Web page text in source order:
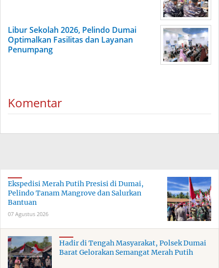
Libur Sekolah 2026, Pelindo Dumai
Optimalkan Fasilitas dan Layanan
Penumpang
Komentar
Ekspedisi Merah Putih Presisi di Dumai,
Pelindo Tanam Mangrove dan Salurkan
Bantuan
07 Agustus 2026
Hadir di Tengah Masyarakat, Polsek Dumai
Barat Gelorakan Semangat Merah Putih